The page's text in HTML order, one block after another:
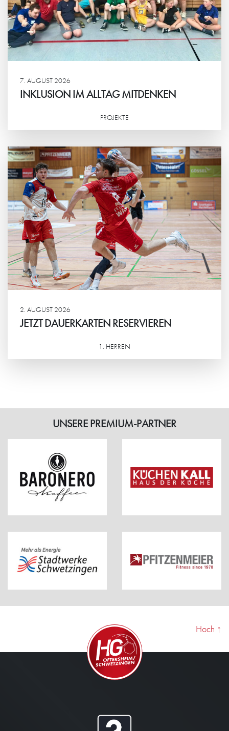
7. AUGUST 2026
INKLUSION IM ALLTAG MITDENKEN
PROJEKTE
2. AUGUST 2026
JETZT DAUERKARTEN RESERVIEREN
1. HERREN
UNSERE PREMIUM-PARTNER
Hoch ↑